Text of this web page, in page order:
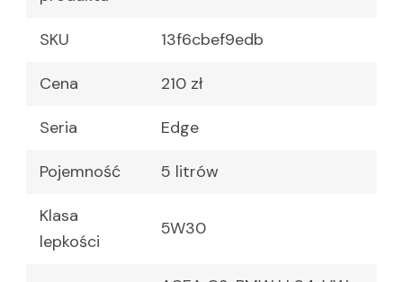
SKU 13f6cbef9edb
Cena 210 zł
Seria Edge
Pojemność 5 litrów
Klasa
lepkości
5W30